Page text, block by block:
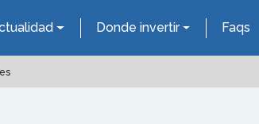
Donde invertir Faqs